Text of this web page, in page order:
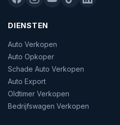
DIENSTEN
Auto Verkopen
Auto Opkoper
Schade Auto Verkopen
Auto Export
Oldtimer Verkopen
Bedrijfswagen Verkopen